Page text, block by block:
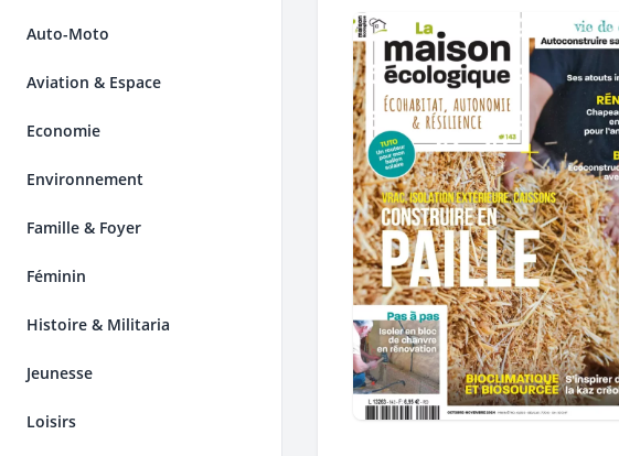
Auto-Moto
Aviation & Espace
Economie
Environnement
Famille & Foyer
Féminin
Histoire & Militaria
Jeunesse
Loisirs